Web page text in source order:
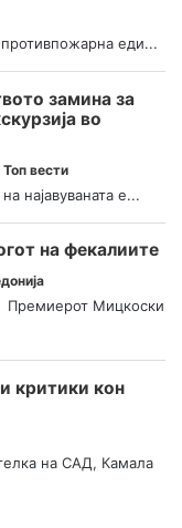
противпожарна еди...
замина за
во
Топ вести
најавуваната е...
на фекалиите
Премиерот Мицкоски
критики кон
на САД, Камала